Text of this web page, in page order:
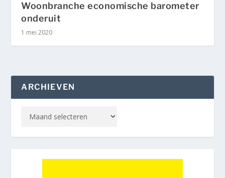
Woonbranche economische barometer
onderuit
1 mei 2020
ARCHIEVEN